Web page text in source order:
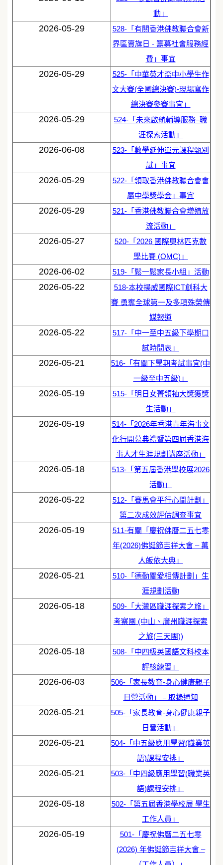
動」
2026-05-29
528-「有關香港佛教聯合會新
界區賣旗日 - 籌募社會服務經
費」事宜
2026-05-29
525-「中華英才盃中小學生作
文大賽(全國總決賽)-現場寫作
總決賽參賽事宜」
2026-05-29
524-「未來啟航輔導服務–職
涯探索活動」
2026-06-08
523-「數學延伸單元課程甄別
試」事宜
2026-05-29
522-「領取香港佛教聯合會會
屬中學獎學金」事宜
2026-05-29
521-「香港佛教聯合會增殖放
流活動」
2026-05-27
520-「2026 國際奧林匹克數
學比賽 (OMC)」
2026-06-02 519-「鬆一鬆家長小組」活動
2026-05-22
518-本校揚威國際ICT創科大
賽 勇奪全球第一及多項殊榮傳
媒報道
2026-05-22
517-「中一至中五級下學期口
試時間表」
2026-05-21
516-「有關下學期考試事宜(中
一級至中五級)」
2026-05-19
515-「明日女菁領袖大獎獲獎
生活動」
2026-05-19
514-「2026年香港青年海事文
化行開幕典禮暨第四屆香港海
事人才生涯規劃講座活動」
2026-05-18
513-「第五屆香港學校展2026
活動」
2026-05-22
512-「賽馬會平行心間計劃」
第二次成效評估調查事宜
2026-05-19
511-有關「慶祝佛曆二五七零
年(2026)佛誕節吉祥大會 – 萬
人皈依大典」
2026-05-21
510-「德勤關愛相傳計劃」生
涯規劃活動
2026-05-18
509-「大灣區職涯探索之旅」
考察團 (中山、廣州職涯探索
之旅(三天團))
2026-05-18
508-「中四級英國語文科校本
評核練習」
2026-06-03
506-「家長教育-身心健康親子
日營活動」﹣取錄通知
2026-05-21
505-「家長教育-身心健康親子
日營活動」
2026-05-21
504-「中五級應用學習(職業英
語)課程安排」
2026-05-21
503-「中四級應用學習(職業英
語)課程安排」
2026-05-18
502-「第五屆香港學校展 學生
工作人員」
2026-05-19
501-「慶祝佛曆二五七零
(2026) 年佛誕節吉祥大會 –